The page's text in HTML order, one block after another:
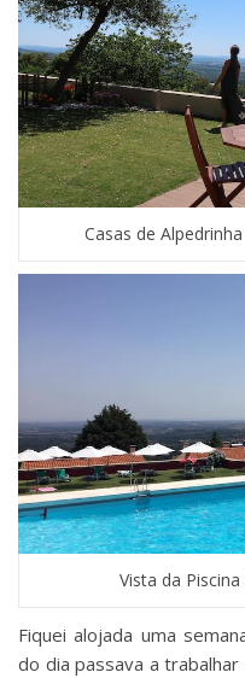
Casas de
Vista da
Fiquei alojada uma
do dia passava a